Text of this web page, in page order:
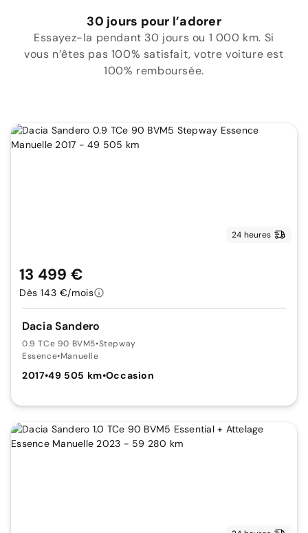
30 jours pour l’adorer
Essayez-la pendant 30 jours ou 1 000 km. Si
vous n’êtes pas 100% satisfait, votre voiture est
100% remboursée.
24 heures
Dacia Sandero
0.9 TCe 90 BVM5•Stepway
Essence•Manuelle
2017•49 505 km•Occasion
13 499 €
Dès 143 €/mois